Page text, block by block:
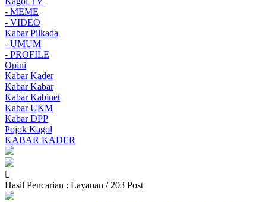
- MEME
- VIDEO
Kabar Pilkada
- UMUM
- PROFILE
Opini
Kabar Kader
Kabar Kabar
Kabar Kabinet
Kabar UKM
Kabar DPP
Pojok Kagol
KABAR KADER
Hasil Pencarian : Layanan / 203 Post